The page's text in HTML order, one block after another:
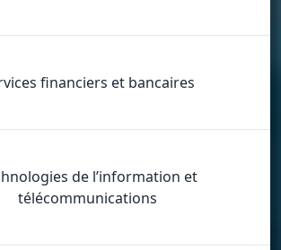
financiers et bancaires
de l’information et
télécommunications